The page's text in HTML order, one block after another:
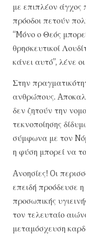
με επιπλέον άγχος
πρόοδοι πετούν
“Mόνο ο Θεός
θρησκευτικοί
κάνει αυτό”, λένε
Στην
ανθρώπους.
δεν ζητούν την
τεκνοποίησης
σύμφωνα με τον
η φύση μπορεί να
Aνοησίες! Oι
επειδή προόδευσε η
προσωπικής
τον τελευταίο
μεταμόσχευση